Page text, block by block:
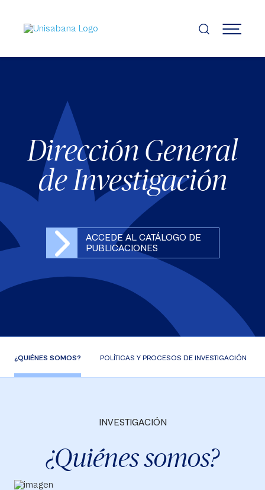
contenido
principal
MENÚ
Dirección General
de Investigación
ACCEDE AL CATÁLOGO DE
PUBLICACIONES
¿QUIÉNES SOMOS? POLÍTICAS Y PROCESOS DE INVESTIGACIÓN
INVESTIGACIÓN
¿Quiénes somos?